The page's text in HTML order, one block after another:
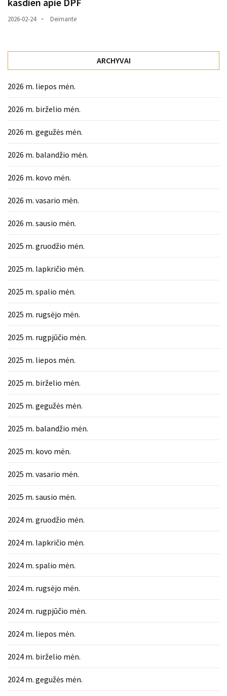
2026-02-24 Deimante
ARCHYVAI
2026 m. liepos mėn.
2026 m. birželio mėn.
2026 m. gegužės mėn.
2026 m. balandžio mėn.
2026 m. kovo mėn.
2026 m. vasario mėn.
2026 m. sausio mėn.
2025 m. gruodžio mėn.
2025 m. lapkričio mėn.
2025 m. spalio mėn.
2025 m. rugsėjo mėn.
2025 m. rugpjūčio mėn.
2025 m. liepos mėn.
2025 m. birželio mėn.
2025 m. gegužės mėn.
2025 m. balandžio mėn.
2025 m. kovo mėn.
2025 m. vasario mėn.
2025 m. sausio mėn.
2024 m. gruodžio mėn.
2024 m. lapkričio mėn.
2024 m. spalio mėn.
2024 m. rugsėjo mėn.
2024 m. rugpjūčio mėn.
2024 m. liepos mėn.
2024 m. birželio mėn.
2024 m. gegužės mėn.